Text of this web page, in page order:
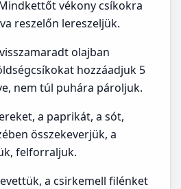
vékony csíkokra
reszelőn lereszeljük.
olajban
hozzáadjuk 5
nem túl puhára pároljuk.
a paprikát, a sót,
összekeverjük, a
felforraljuk.
a csirkemell filénket